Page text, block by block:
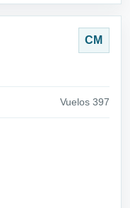
CM
Vuelos 397